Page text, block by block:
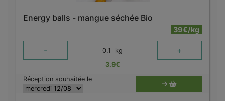
Energy balls - mangue séchée Bio
39€/kg
- 0.1 kg +
3.9€
Réception souhaitée le